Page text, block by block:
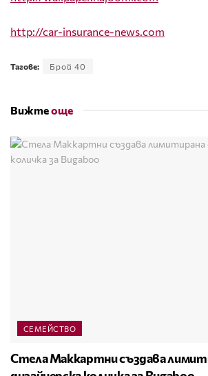
http://car-insurance-news.com
Тагове: Брой 40
Вижтеоще
СЕМЕЙСТВО
Стела Маккартни създава